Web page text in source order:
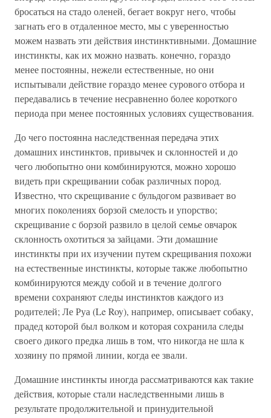
бросаться на стадо оленей, бегает вокруг него, чтобы
загнать его в отдаленное место, мы с уверенностью
можем назвать эти действия инстинктивными. Домашние
инстинкты, как их можно назвать. конечно, гораздо
менее постоянны, нежели естественные, но они
испытывали действие гораздо менее сурового отбора и
передавались в течение несравненно более короткого
периода при менее постоянных условиях существования.
До чего постоянна наследственная передача этих
домашних инстинктов, привычек и склонностей и до
чего любопытно они комбинируются, можно хорошо
видеть при скрещивании собак различных пород.
Известно, что скрещивание с бульдогом развивает во
многих поколениях борзой смелость и упорство;
скрещивание с борзой развило в целой семье овчарок
склонность охотиться за зайцами. Эти домашние
инстинкты при их изучении путем скрещивания похожи
на естественные инстинкты, которые также любопытно
комбинируются между собой и в течение долгого
времени сохраняют следы инстинктов каждого из
родителей; Ле Руа (Le Roy), например, описывает собаку,
прадед которой был волком и которая сохранила следы
своего дикого предка лишь в том, что никогда не шла к
хозяину по прямой линии, когда ее звали.
Домашние инстинкты иногда рассматриваются как такие
действия, которые стали наследственными лишь в
результате продолжительной и принудительной